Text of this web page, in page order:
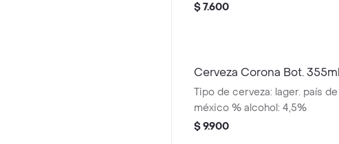
$ 7.600
Cerveza Corona Bot. 355ml
Tipo de cerveza: lager. país
méxico % alcohol: 4,5%
$ 9.900